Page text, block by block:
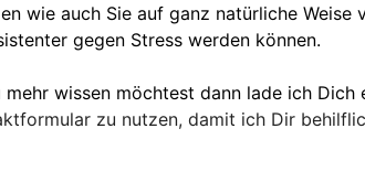
wie auch Sie auf ganz natürliche Weise
gegen Stress werden können.
wissen möchtest dann lade ich Dich
zu nutzen, damit ich Dir